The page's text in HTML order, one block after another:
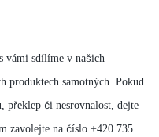
vámi sdílíme v našich
produktech samotných. Pokud
překlep či nesrovnalost, dejte
zavolejte na číslo +420 735